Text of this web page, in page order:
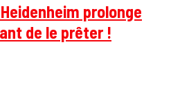
Heidenheim prolonge
de le prêter !